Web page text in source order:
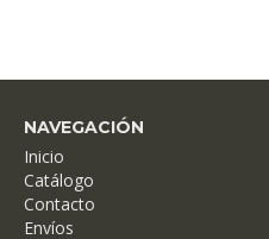
NAVEGACIÓN
Inicio
Catálogo
Contacto
Envíos